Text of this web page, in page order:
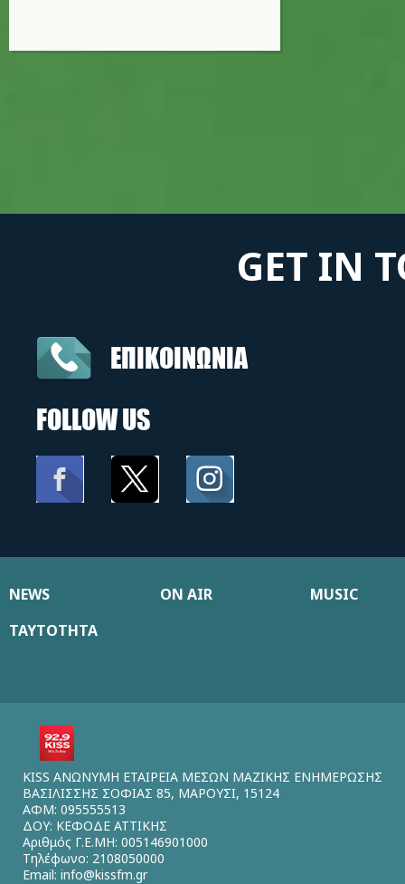
GET IN
ΕΠΙΚΟΙΝΩΝΙΑ
FOLLOW US
NEWS ON AIR
MUSIC
ΤΑΥΤΟΤΗΤΑ
KISS ΑΝΩΝΥΜΗ ΕΤΑΙΡΕΙΑ ΜΕΣΩΝ ΜΑΖΙΚΗΣ ΕΝΗΜΕΡΩΣΗΣ
ΒΑΣΙΛΙΣΣΗΣ ΣΟΦΙΑΣ 85, ΜΑΡΟΥΣΙ, 15124
ΑΦΜ: 095555513
ΔΟΥ: ΚΕΦΟΔΕ ΑΤΤΙΚΗΣ
Αριθμός Γ.Ε.ΜΗ: 005146901000
Τηλέφωνο: 2108050000
Email: info@kissfm.gr